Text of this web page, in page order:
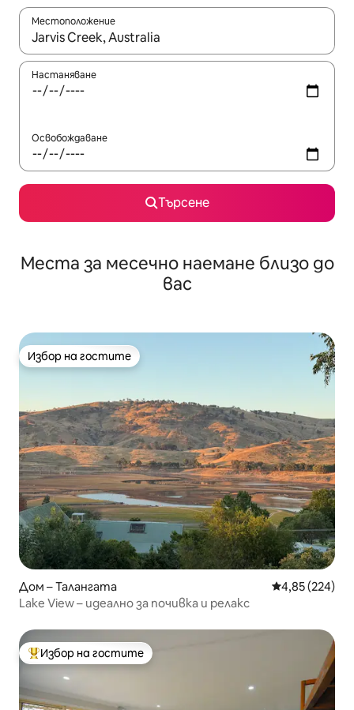
Местоположение
Когато резултатите се покажат, използвайте
Настаняване
Освобождаване
Търсене
Места за месечно наемане близо до
вас
Избор на гостите
Избор на гостите
Дом – Талангата Средна
4,85 (224)
Lake View – идеално за почивка и релакс
Най-популярен избор на гостите
Избор на гостите